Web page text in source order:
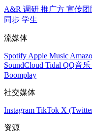
A&R 调研 推广方 宣传团
同步 学生
流媒体
Spotify Apple Music
SoundCloud Tidal QQ音乐
Boomplay
社交媒体
Instagram TikTok X
资源